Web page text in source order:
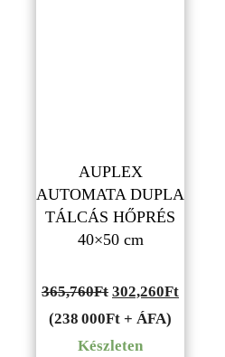
AUPLEX
AUTOMATA DUPLA
TÁLCÁS HŐPRÉS
40×50 cm
365,760Ft Original
price
was:
302,260FtCurrent
(238 000Ft + ÁFA)
Készleten